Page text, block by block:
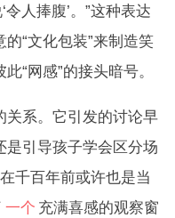
令人捧腹’。”这种表达
“文化包装”来制造笑
“网感”的接头暗号。
系。它引发的讨论早
是引导孩子学会区分场
千百年前或许也是当
一个 充满喜感的观察窗